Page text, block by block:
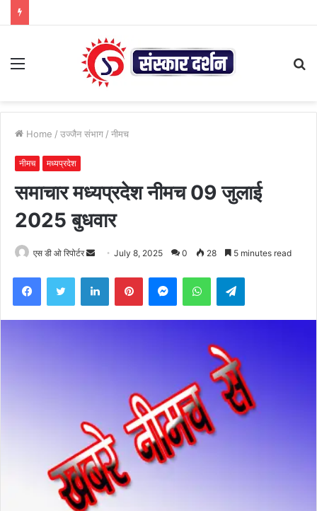
Menu
Home / उज्जैन संभाग / नीमच
नीमच मध्यप्रदेश
समाचार मध्यप्रदेश नीमच 09 जुलाई
2025 बुधवार
एस डी ओ रिपोर्टर
Send July 8, 2025 0 28 5 minutes read
FacebookTwitter LinkedInPinterestMessengerWhatsAppTelegram